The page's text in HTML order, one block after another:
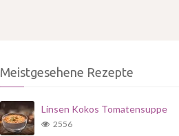
Meistgesehene Rezepte
Linsen Kokos Tomatensuppe
2556